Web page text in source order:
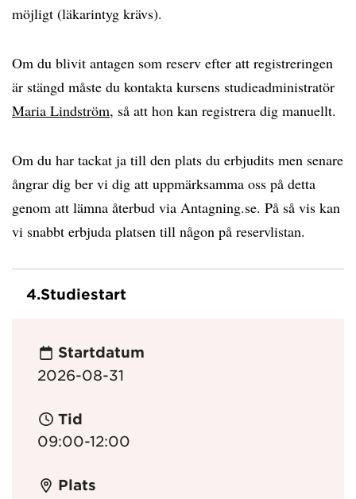
möjligt (läkarintyg krävs).
Om du blivit antagen som reserv efter att registreringen
är stängd måste du kontakta kursens studieadministratör
Maria Lindström, så att hon kan registrera dig manuellt.
Om du har tackat ja till den plats du erbjudits men senare
ångrar dig ber vi dig att uppmärksamma oss på detta
genom att lämna återbud via Antagning.se. På så vis kan
vi snabbt erbjuda platsen till någon på reservlistan.
4.Studiestart
Startdatum
2026-08-31
Tid
09:00-12:00
Plats